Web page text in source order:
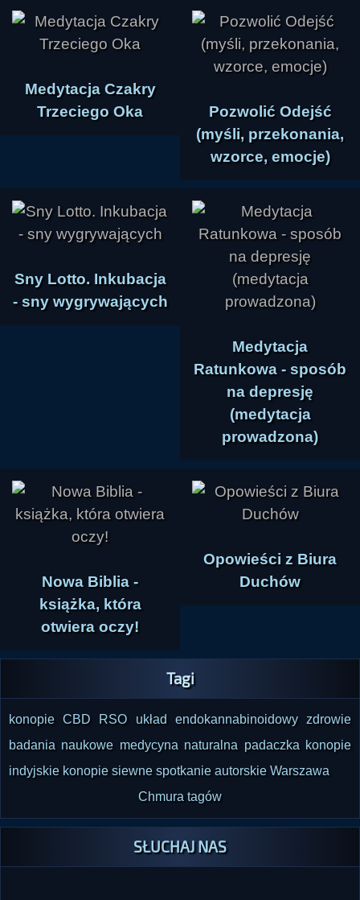
Medytacja Czakry
Trzeciego Oka
Pozwolić Odejść
(myśli, przekonania,
wzorce, emocje)
Sny Lotto. Inkubacja
- sny wygrywających
Medytacja
Ratunkowa - sposób
na depresję
(medytacja
prowadzona)
Nowa Biblia -
książka, która
otwiera oczy!
Opowieści z Biura
Duchów
Tagi
konopie CBD RSO układ endokannabinoidowy
zdrowie
badania naukowe medycyna naturalna padaczka konopie
indyjskie konopie siewne spotkanie autorskie Warszawa
Chmura tagów
SŁUCHAJ NAS